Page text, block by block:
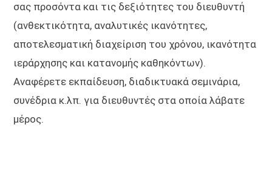
σας προσόντα και τις δεξιότητες του διευθυντή
(ανθεκτικότητα, αναλυτικές ικανότητες,
αποτελεσματική διαχείριση του χρόνου, ικανότητα
ιεράρχησης και κατανομής καθηκόντων).
Αναφέρετε εκπαίδευση, διαδικτυακά σεμινάρια,
συνέδρια κ.λπ. για διευθυντές στα οποία λάβατε
μέρος.